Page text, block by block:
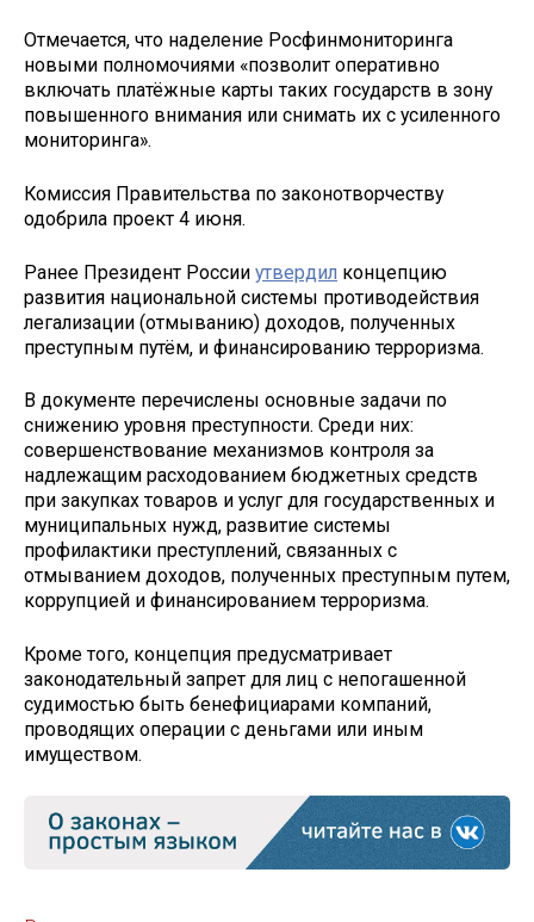
Отмечается, что наделение Росфинмониторинга
новыми полномочиями «позволит оперативно
включать платёжные карты таких государств в зону
повышенного внимания или снимать их с усиленного
мониторинга».
Комиссия Правительства по законотворчеству
одобрила проект 4 июня.
Ранее Президент России утвердил концепцию
развития национальной системы противодействия
легализации (отмыванию) доходов, полученных
преступным путём, и финансированию терроризма.
В документе перечислены основные задачи по
снижению уровня преступности. Среди них:
совершенствование механизмов контроля за
надлежащим расходованием бюджетных средств
при закупках товаров и услуг для государственных и
муниципальных нужд, развитие системы
профилактики преступлений, связанных с
отмыванием доходов, полученных преступным путем,
коррупцией и финансированием терроризма.
Кроме того, концепция предусматривает
законодательный запрет для лиц с непогашенной
судимостью быть бенефициарами компаний,
проводящих операции с деньгами или иным
имуществом.